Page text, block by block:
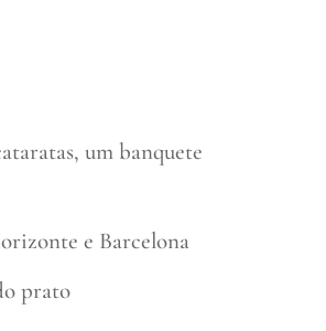
um banquete
e Barcelona
prato